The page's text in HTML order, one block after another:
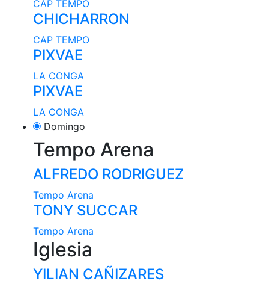
CAP TEMPO
CHICHARRON
CAP TEMPO
PIXVAE
LA CONGA
PIXVAE
LA CONGA
Domingo
Tempo Arena
ALFREDO RODRIGUEZ
Tempo Arena
TONY SUCCAR
Tempo Arena
Iglesia
YILIAN CAÑIZARES